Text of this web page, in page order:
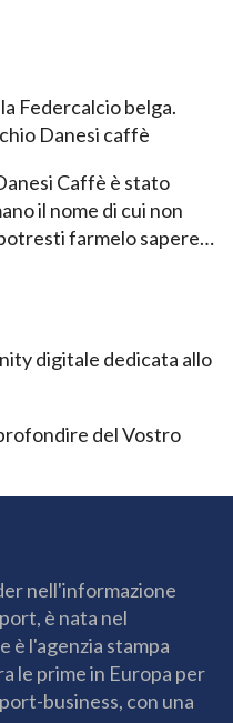
Federcalcio belga.
Danesi caffè
Caffè è stato
il nome di cui non
farmelo sapere…
digitale dedicata allo
del Vostro
nell'informazione
è nata nel
l'agenzia stampa
le prime in Europa per
business, con una